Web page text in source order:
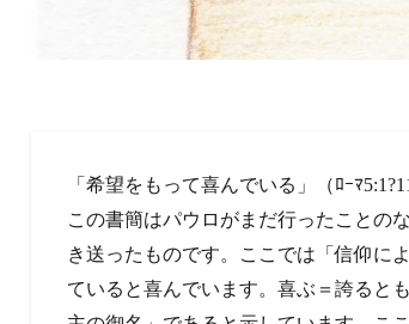
「希望をもって喜んでいる」（ﾛｰﾏ
この書簡はパウロがまだ行ったことの
き送ったものです。ここでは「信仰に
ていると喜んでいます。喜ぶ＝誇ると